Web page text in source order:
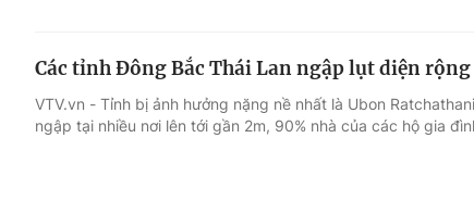
Điện ảnh
Âm nhạc
Sao
Du lịch
Làm đẹp
Chất lượng cuộc
Các tỉnh Đông Bắc Thái Lan ngập lụt diện
VTV.vn - Tỉnh bị ảnh hưởng nặng nề nhất là Ubon
ngập tại nhiều nơi lên tới gần 2m, 90% nhà của các hộ gia